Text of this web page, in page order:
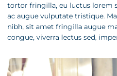
tortor fringilla, eu luctus lorem
ac augue vulputate tristique.
nibh, sit amet fringilla augue
congue, viverra lectus sed,